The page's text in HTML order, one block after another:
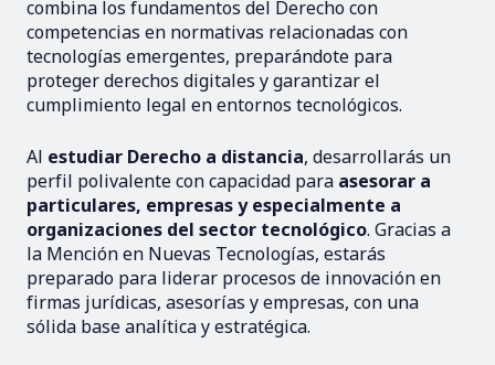
combina los fundamentos del Derecho con
competencias en normativas relacionadas con
tecnologías emergentes, preparándote para
proteger derechos digitales y garantizar el
cumplimiento legal en entornos tecnológicos.
Al estudiar Derecho a distancia, desarrollarás un
perfil polivalente con capacidad para asesorar a
particulares, empresas y especialmente a
organizaciones del sector tecnológico. Gracias a
la Mención en Nuevas Tecnologías, estarás
preparado para liderar procesos de innovación en
firmas jurídicas, asesorías y empresas, con una
sólida base analítica y estratégica.